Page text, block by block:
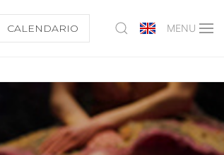
CALENDARIO MENU